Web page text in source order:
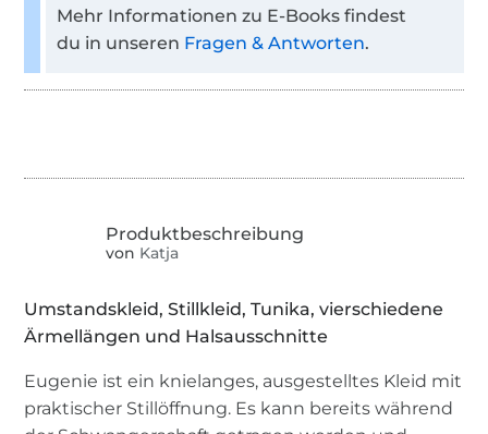
Mehr Informationen zu E-Books findest
du in unseren Fragen & Antworten.
von Katja
Umstandskleid, Stillkleid, Tunika, vierschiedene
Ärmellängen und Halsausschnitte
Eugenie ist ein knielanges, ausgestelltes Kleid mit
praktischer Stillöffnung. Es kann bereits während